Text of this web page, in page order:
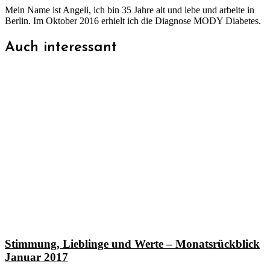
Mein Name ist Angeli, ich bin 35 Jahre alt und lebe und arbeite in
Berlin. Im Oktober 2016 erhielt ich die Diagnose MODY Diabetes.
Auch interessant
Stimmung, Lieblinge und Werte – Monatsrückblick
Januar 2017